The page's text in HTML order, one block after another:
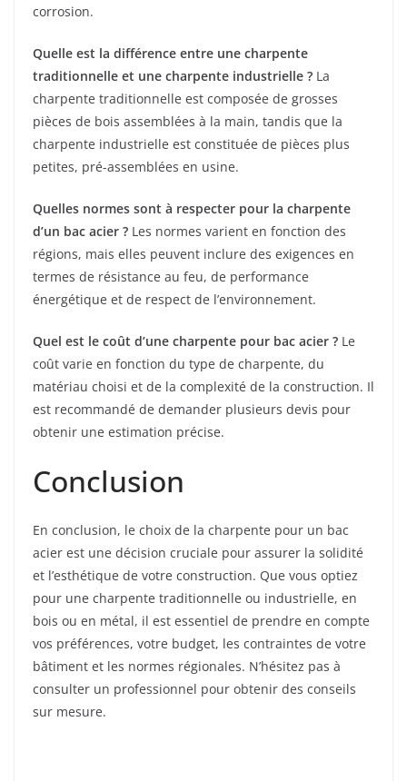
corrosion.
Quelle est la différence entre une charpente
traditionnelle et une charpente industrielle ? La
charpente traditionnelle est composée de grosses
pièces de bois assemblées à la main, tandis que la
charpente industrielle est constituée de pièces plus
petites, pré-assemblées en usine.
Quelles normes sont à respecter pour la charpente
d’un bac acier ? Les normes varient en fonction des
régions, mais elles peuvent inclure des exigences en
termes de résistance au feu, de performance
énergétique et de respect de l’environnement.
Quel est le coût d’une charpente pour bac acier ? Le
coût varie en fonction du type de charpente, du
matériau choisi et de la complexité de la construction. Il
est recommandé de demander plusieurs devis pour
obtenir une estimation précise.
Conclusion
En conclusion, le choix de la charpente pour un bac
acier est une décision cruciale pour assurer la solidité
et l’esthétique de votre construction. Que vous optiez
pour une charpente traditionnelle ou industrielle, en
bois ou en métal, il est essentiel de prendre en compte
vos préférences, votre budget, les contraintes de votre
bâtiment et les normes régionales. N’hésitez pas à
consulter un professionnel pour obtenir des conseils
sur mesure.